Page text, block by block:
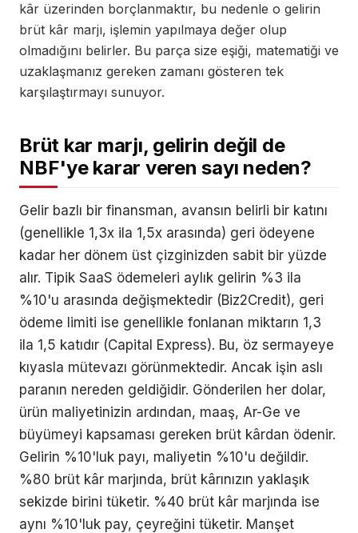
kâr üzerinden borçlanmaktır, bu nedenle o gelirin
brüt kâr marjı, işlemin yapılmaya değer olup
olmadığını belirler. Bu parça size eşiği, matematiği ve
uzaklaşmanız gereken zamanı gösteren tek
karşılaştırmayı sunuyor.
Brüt kar marjı, gelirin değil de
NBF'ye karar veren sayı neden?
Gelir bazlı bir finansman, avansın belirli bir katını
(genellikle 1,3x ila 1,5x arasında) geri ödeyene
kadar her dönem üst çizginizden sabit bir yüzde
alır. Tipik SaaS ödemeleri aylık gelirin %3 ila
%10'u arasında değişmektedir (Biz2Credit), geri
ödeme limiti ise genellikle fonlanan miktarın 1,3
ila 1,5 katıdır (Capital Express). Bu, öz sermayeye
kıyasla mütevazı görünmektedir. Ancak işin aslı
paranın nereden geldiğidir. Gönderilen her dolar,
ürün maliyetinizin ardından, maaş, Ar-Ge ve
büyümeyi kapsaması gereken brüt kârdan ödenir.
Gelirin %10'luk payı, maliyetin %10'u değildir.
%80 brüt kâr marjında, brüt kârınızın yaklaşık
sekizde birini tüketir. %40 brüt kâr marjında ise
aynı %10'luk pay, çeyreğini tüketir. Manşet